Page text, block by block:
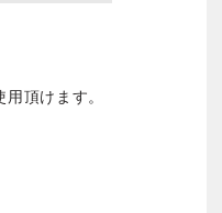
頂けます。